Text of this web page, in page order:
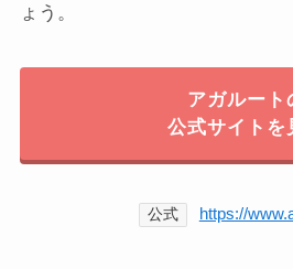
ょう。
アガルート
公式サイトを
公式 https://